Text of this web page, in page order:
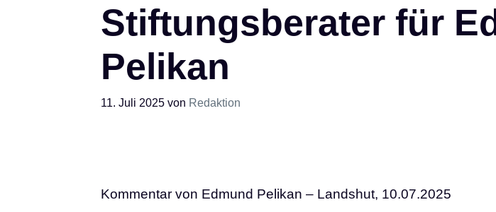
Stiftungsberater für
Pelikan
11. Juli 2025 von Redaktion
Kommentar von Edmund Pelikan – Landshut, 10.07.2025